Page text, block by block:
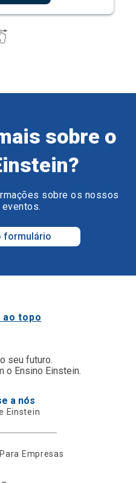
sobre o
sobre os nossos
formulário
topo
seu futuro.
o Ensino Einstein.
a nós
Einstein
Para Empresas